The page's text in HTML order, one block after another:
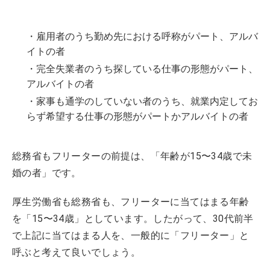
・雇用者のうち勤め先における呼称がパート、アルバ
イトの者
・完全失業者のうち探している仕事の形態がパート、
アルバイトの者
・家事も通学のしていない者のうち、就業内定してお
らず希望する仕事の形態がパートかアルバイトの者
総務省もフリーターの前提は、「年齢が15〜34歳で未
婚の者」です。
厚生労働省も総務省も、フリーターに当てはまる年齢
を「15〜34歳」としています。したがって、30代前半
で上記に当てはまる人を、一般的に「フリーター」と
呼ぶと考えて良いでしょう。